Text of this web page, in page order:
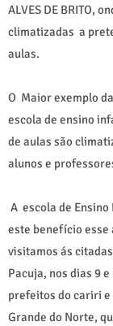
ALVES DE BRITO,
climatizadas a
aulas.
O Maior exemplo
escola de ensino
de aulas são
alunos e
A escola de Ensino
este benefício esse
visitamos ás
Pacuja, nos dias 9
prefeitos do cariri e
Grande do Norte,